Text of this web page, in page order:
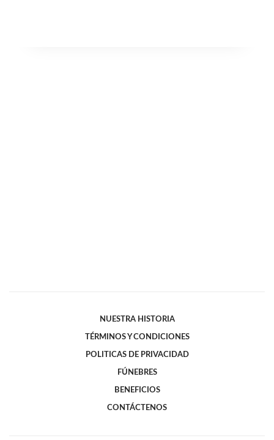
NUESTRA HISTORIA
TÉRMINOS Y CONDICIONES
POLITICAS DE PRIVACIDAD
FÚNEBRES
BENEFICIOS
CONTÁCTENOS